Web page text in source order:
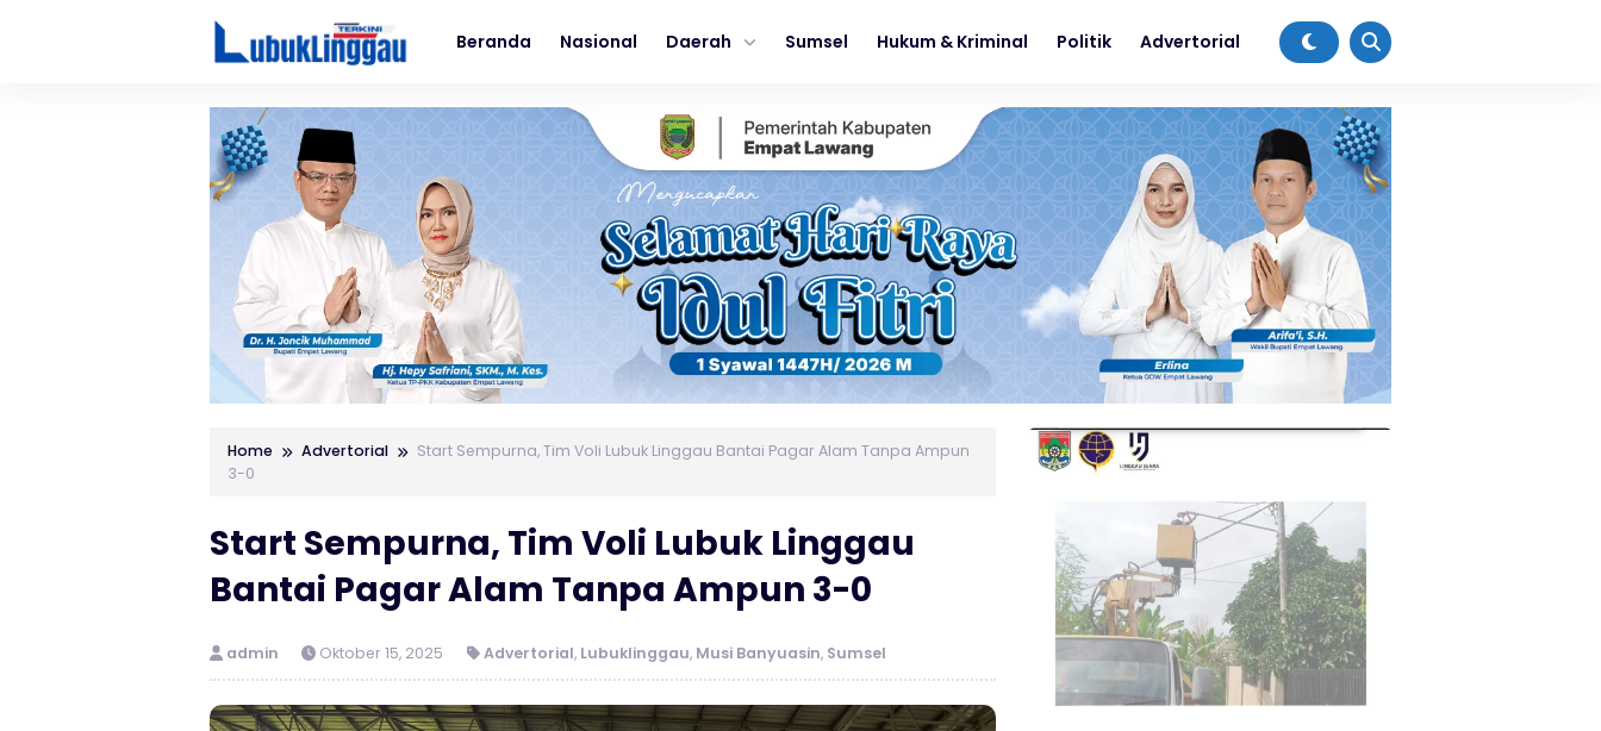
Beranda Nasional Daerah Sumsel Hukum & Kriminal Politik Advertorial
Home Advertorial
Start Sempurna, Tim Voli Lubuk Linggau Bantai Pagar Alam Tanpa Ampun
3-0
Start Sempurna, Tim Voli Lubuk Linggau
Bantai Pagar Alam Tanpa Ampun 3-0
admin Oktober 15, 2025 Advertorial, Lubuklinggau, Musi Banyuasin, Sumsel